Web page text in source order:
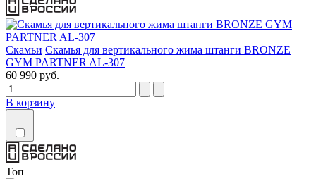
Скамьи Скамья для вертикального жима штанги BRONZE
GYM PARTNER AL-307
60 990 руб.
В корзину
Топ